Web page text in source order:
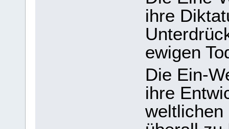
ihre
ewigen
Die Ein-
ihre
weltlichen